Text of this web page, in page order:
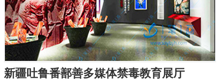
互动投影
幻影成像
数字沙盘
特效屏幕
荣誉资质
诚聘精英
联系我们
区域负责人
新疆吐鲁番鄯善多媒体禁毒教育展厅